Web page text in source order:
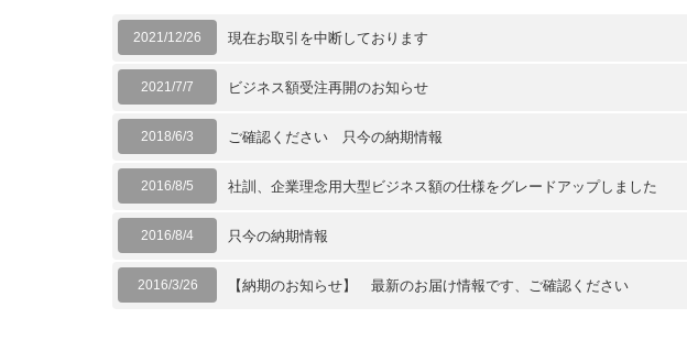
2021/12/26 現在お取引を中断しております
2021/7/7 ビジネス額受注再開のお知らせ
2018/6/3 ご確認ください 只今の納期情報
2016/8/5 社訓、企業理念用大型ビジネス額の仕様をグレードアップしました
2016/8/4 只今の納期情報
2016/3/26 【納期のお知らせ】 最新のお届け情報です、ご確認ください